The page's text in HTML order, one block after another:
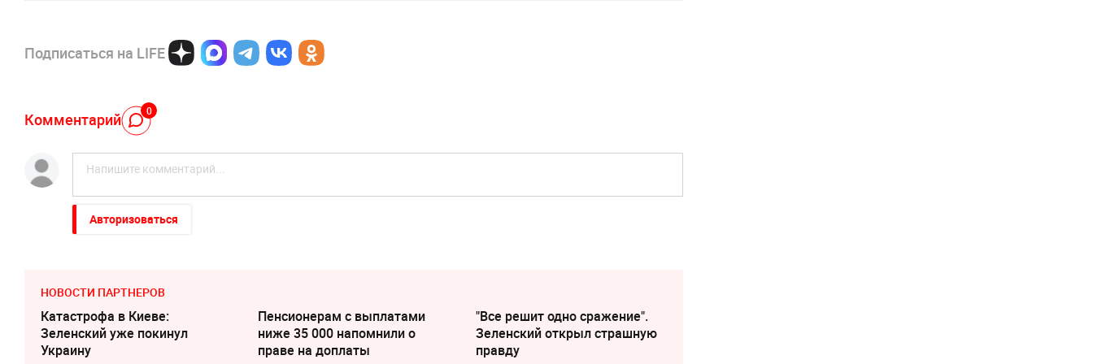
Подписаться на LIFE
Комментарий 0
Авторизоваться
НОВОСТИ ПАРТНЕРОВ
Катастрофа в Киеве:
Зеленский уже покинул
Украину
Пенсионерам с выплатами
ниже 35 000 напомнили о
праве на доплаты
"Все решит одно сражение".
Зеленский открыл страшную
правду